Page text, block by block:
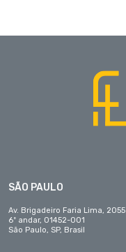
SÃO PAULO
Av. Brigadeiro Faria Lima, 2055
6º andar, 01452-001
São Paulo, SP, Brasil